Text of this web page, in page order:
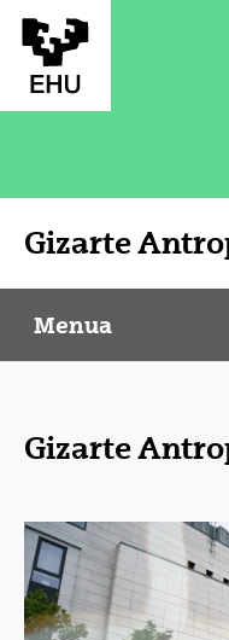
Eduki nagusira joan
Gizarte
Gizarte
Menua
Gizarte